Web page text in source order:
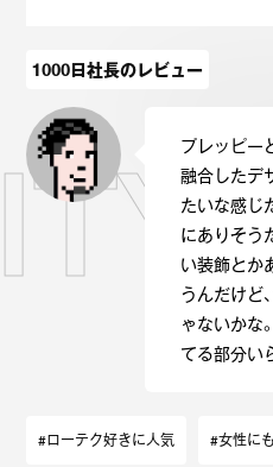
プライバシーポリ
SEARCH SNEAKER
1000日社長のレビュー
プレッピー
融合したデ
たいな感じ
にありそう
い装飾とか
うんだけど
ゃないかな
てる部分い
#ローテク好きに人気 #女性に